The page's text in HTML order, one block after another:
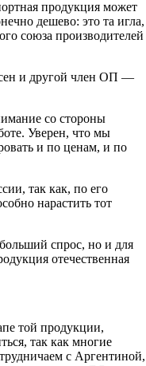
продукция может
дешево: это та игла,
союза производителей
и другой член ОП —
со стороны
Уверен, что мы
и по ценам, и по
так как, по его
нарастить тот
спрос, но и для
отечественная
той продукции,
так как многие
с Аргентиной,